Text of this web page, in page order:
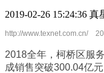
2019-02-26 15:24:36 真
http://www.texnet.com.cn/
2018全年，柯桥区服
成销售突破300.04亿